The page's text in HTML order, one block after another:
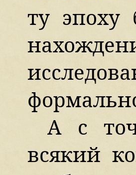
ту
А с
всякий